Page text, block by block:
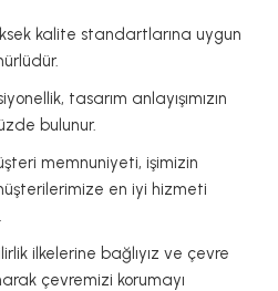
kalite standartlarına uygun
tasarım anlayışımızın
bulunur.
memnuniyeti, işimizin
en iyi hizmeti
ilkelerine bağlıyız ve çevre
çevremizi korumayı